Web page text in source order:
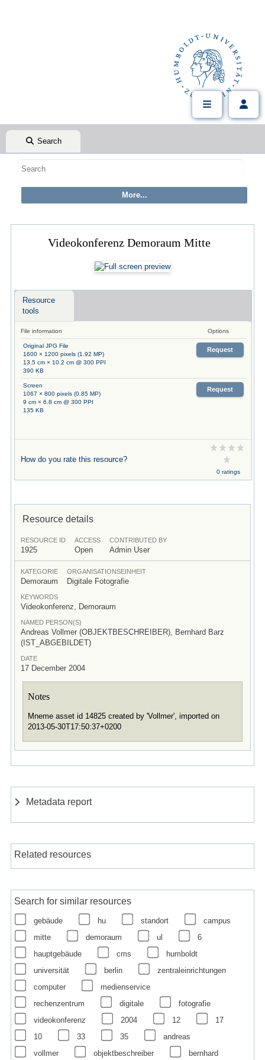
Search
Videokonferenz Demoraum Mitte
Resource
tools
File information Options
Original JPG File
1600 × 1200 pixels (1.92 MP)
13.5 cm × 10.2 cm @ 300 PPI
390 KB
Request
Screen
1067 × 800 pixels (0.85 MP)
9 cm × 6.8 cm @ 300 PPI
135 KB
Request
How do you rate this resource?
0 ratings
Resource details
RESOURCE ID
1925
ACCESS
Open
CONTRIBUTED BY
Admin User
KATEGORIE
Demoraum
ORGANISATIONSEINHEIT
Digitale Fotografie
KEYWORDS
Videokonferenz, Demoraum
NAMED PERSON(S)
Andreas Vollmer (OBJEKTBESCHREIBER), Bernhard Barz
(IST_ABGEBILDET)
DATE
17 December 2004
Notes
Mneme asset id 14825 created by 'Vollmer', imported on
2013-05-30T17:50:37+0200
Metadata report
Related resources
Search for similar resources
gebäude hu standort
campus
mitte
demoraum ul
6
hauptgebäude
cms
humboldt
universität
berlin
zentraleinrichtungen
computer
medienservice
rechenzentrum
digitale
fotografie
videokonferenz
2004 12
17
10
33 35
andreas
vollmer
objektbeschreiber bernhard